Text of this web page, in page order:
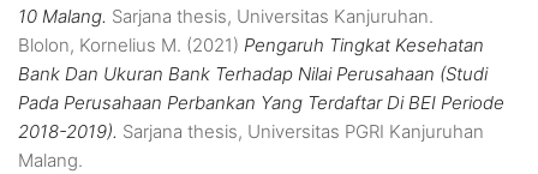
10 Malang. Sarjana thesis, Universitas Kanjuruhan.
Blolon, Kornelius M. (2021) Pengaruh Tingkat Kesehatan
Bank Dan Ukuran Bank Terhadap Nilai Perusahaan (Studi
Pada Perusahaan Perbankan Yang Terdaftar Di BEI Periode
2018-2019). Sarjana thesis, Universitas PGRI Kanjuruhan
Malang.